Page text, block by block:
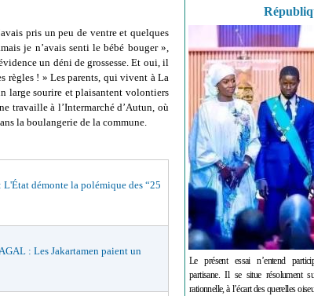
pris un peu de ventre et quelques
je n’avais senti le bébé bouger »,
un déni de grossesse. Et oui, il
règles ! » Les parents, qui vivent à La
large sourire et plaisantent volontiers
travaille à l’Intermarché d’Autun, où
la boulangerie de la commune.
démonte la polémique des “25
: Les Jakartamen paient un
Le présent essai n’entend
partisane. Il se situe résolument
rationnelle, à l’écart des querelles